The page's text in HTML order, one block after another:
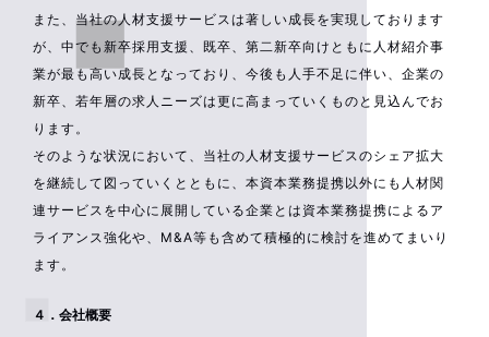
また、当社の人材支援サービスは著しい成長を実現しております
が、中でも新卒採用支援、既卒、第二新卒向けともに人材紹介事
業が最も高い成長となっており、今後も人手不足に伴い、企業の
新卒、若年層の求人ニーズは更に高まっていくものと見込んでお
ります。
そのような状況において、当社の人材支援サービスのシェア拡大
を継続して図っていくとともに、本資本業務提携以外にも人材関
連サービスを中心に展開している企業とは資本業務提携によるア
ライアンス強化や、M&A等も含めて積極的に検討を進めてまいり
ます。
４．会社概要